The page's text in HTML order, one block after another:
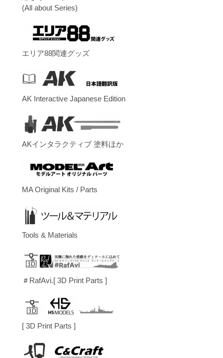
(All about Series)
エリア88関連グッズ
AK Interactive Japanese Edition
AKインタラクティブ 塗料ほか
MA Original Kits / Parts
Tools & Materials
＃RafAvi.[ 3D Print Parts ]
[ 3D Print Parts ]